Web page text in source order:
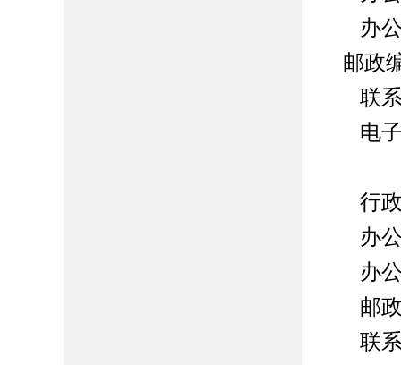
办
邮政
联
电
行
办
办
邮
联